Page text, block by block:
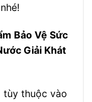
Bảo Vệ Sức
Giải Khát
tùy thuộc vào